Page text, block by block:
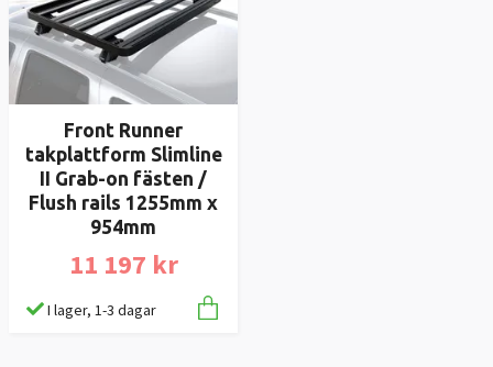
Front Runner
takplattform Slimline
II Grab-on fästen /
Flush rails 1255mm x
954mm
11 197 kr
I lager, 1-3 dagar